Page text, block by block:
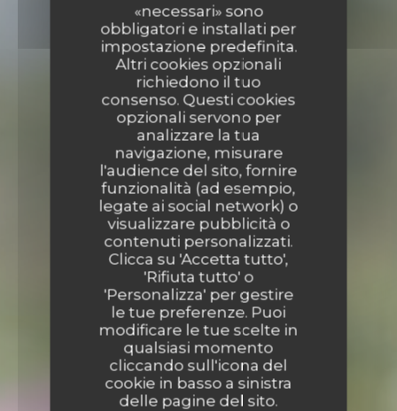
«necessari» sono
obbligatori e installati per
impostazione predefinita.
Altri cookies opzionali
richiedono il tuo
consenso. Questi cookies
opzionali servono per
analizzare la tua
navigazione, misurare
l'audience del sito, fornire
funzionalità (ad esempio,
legate ai social network) o
visualizzare pubblicità o
contenuti personalizzati.
Clicca su 'Accetta tutto',
'Rifiuta tutto' o
'Personalizza' per gestire
le tue preferenze. Puoi
modificare le tue scelte in
qualsiasi momento
cliccando sull'icona del
cookie in basso a sinistra
delle pagine del sito.